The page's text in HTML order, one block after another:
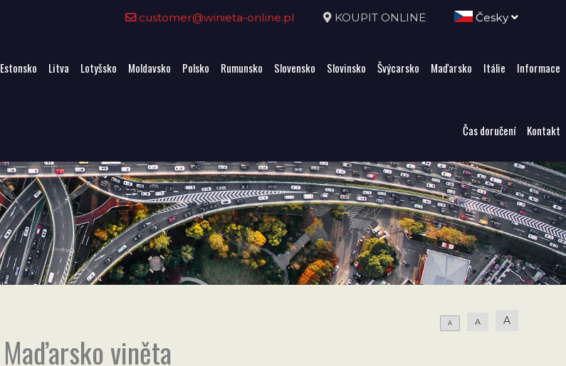
customer@winieta-online.pl KOUPIT ONLINE Česky
Estonsko Litva Lotyšsko Moldavsko Polsko Rumunsko Slovensko Slovinsko Švýcarsko Maďarsko Itálie Informace
Čas doručení Kontakt
A A A
Maďarsko viněta